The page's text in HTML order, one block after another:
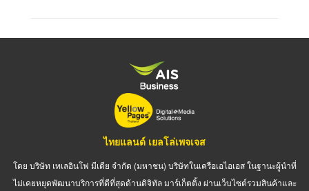
ไทยแลนด์ เยลโล่เพจเจส
โดย บริษัท เทเลอินโฟ มีเดีย จำกัด (มหาชน) บริษัทในเครือเอไอเอส ในฐานะผู้นำที่
ไม่เคยหยุดพัฒนาบริการที่ดีที่สุดด้านดิจิทัล มาร์เก็ตติ้ง ผ่านเว็บไซต์รวมสินค้าและ